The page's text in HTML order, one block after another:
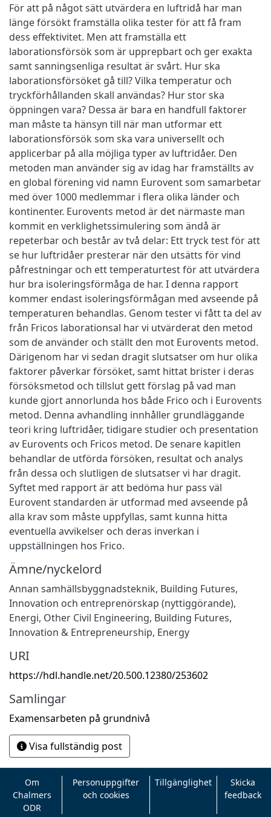
För att på något sätt utvärdera en luftridå har man
länge försökt framställa olika tester för att få fram
dess effektivitet. Men att framställa ett
laborationsförsök som är upprepbart och ger exakta
samt sanningsenliga resultat är svårt. Hur ska
laborationsförsöket gå till? Vilka temperatur och
tryckförhållanden skall användas? Hur stor ska
öppningen vara? Dessa är bara en handfull faktorer
man måste ta hänsyn till när man utformar ett
laborationsförsök som ska vara universellt och
applicerbar på alla möjliga typer av luftridåer. Den
metoden man använder sig av idag har framställts av
en global förening vid namn Eurovent som samarbetar
med över 1000 medlemmar i flera olika länder och
kontinenter. Eurovents metod är det närmaste man
kommit en verklighetssimulering som ändå är
repeterbar och består av två delar: Ett tryck test för att
se hur luftridåer presterar när den utsätts för vind
påfrestningar och ett temperaturtest för att utvärdera
hur bra isoleringsförmåga de har. I denna rapport
kommer endast isoleringsförmågan med avseende på
temperaturen behandlas. Genom tester vi fått ta del av
från Fricos laborationsal har vi utvärderat den metod
som de använder och ställt den mot Eurovents metod.
Därigenom har vi sedan dragit slutsatser om hur olika
faktorer påverkar försöket, samt hittat brister i deras
försöksmetod och tillslut gett förslag på vad man
kunde gjort annorlunda hos både Frico och i Eurovents
metod. Denna avhandling innhåller grundläggande
teori kring luftridåer, tidigare studier och presentation
av Eurovents och Fricos metod. De senare kapitlen
behandlar de utförda försöken, resultat och analys
från dessa och slutligen de slutsatser vi har dragit.
Syftet med rapport är att bedöma hur pass väl
Eurovent standarden är utformad med avseende på
alla krav som måste uppfyllas, samt kunna hitta
eventuella avvikelser och deras inverkan i
uppställningen hos Frico.
Ämne/nyckelord
Annan samhällsbyggnadsteknik, Building Futures,
Innovation och entreprenörskap (nyttiggörande),
Energi, Other Civil Engineering, Building Futures,
Innovation & Entrepreneurship, Energy
URI
https://hdl.handle.net/20.500.12380/253602
Samlingar
Examensarbeten på grundnivå
Visa fullständig post
Om
Chalmers
ODR
Personuppgifter
och cookies
Tillgänglighet
Skicka
feedback